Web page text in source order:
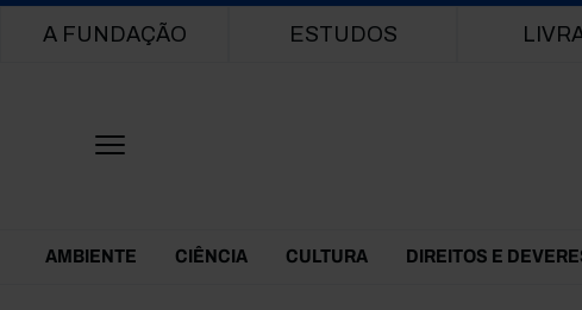
Main navigation
A FUNDAÇÃO ESTUDOS
Themes Menu
AMBIENTE CIÊNCIA CULTURA DIREITOS E